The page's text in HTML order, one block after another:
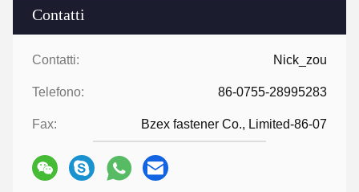
Contatti
Contatti: Nick_zou
Telefono: 86-0755-28995283
Fax: Bzex fastener Co., Limited-86-07